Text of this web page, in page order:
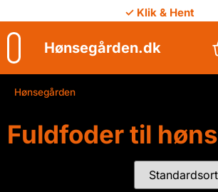
✓ Klik & Hent
Hønsegården.dk
Hønsegården
Fuldfoder til høns